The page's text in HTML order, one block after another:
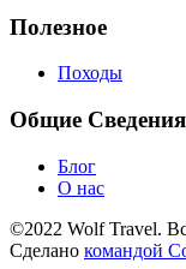
Полезное
Походы
Общие Сведения
Блог
О нас
©2022 Wolf Travel.
Сделано командой